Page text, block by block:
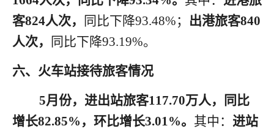
客824人次， 同比下降93.48%； 出港旅客840
人次，
同比下降93.19%。
六、火车站接待旅客情况
5月 份，进出站旅客117.70万人，同比
增长82.85%，环比增长3.01%。 其中： 进站